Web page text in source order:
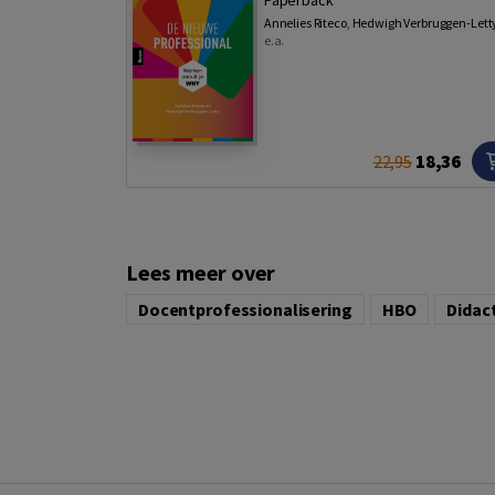
Annelies Riteco, Hedwigh Verbruggen-
e.a.
22,95 18,36
Lees meer over
Docentprofessionalisering HBO